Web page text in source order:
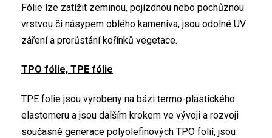
Fólie lze zatížit zeminou, pojízdnou nebo pochůznou
vrstvou či násypem oblého kameniva, jsou odolné UV
záření a prorůstání kořínků vegetace.
TPO fólie, TPE fólie
TPE folie jsou vyrobeny na bázi termo-plastického
elastomeru a jsou dalším krokem ve vývoji a rozvoji
současné generace polyolefinových TPO folií, jsou